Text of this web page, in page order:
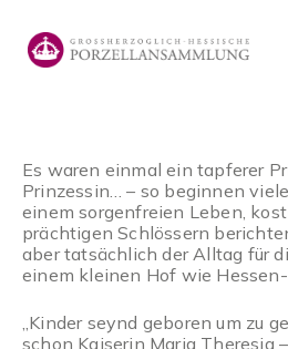
springen
Es waren einmal ein tapferer
Prinzessin… – so beginnen
einem sorgenfreien Leben,
prächtigen Schlössern
aber tatsächlich der Alltag für
einem kleinen Hof wie
„Kinder seynd geboren um zu
schon Kaiserin Maria Theresia